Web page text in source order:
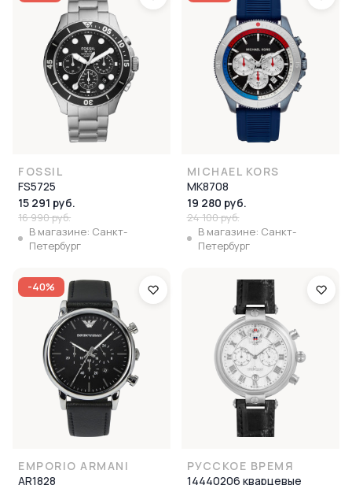
FOSSIL
FS5725
15 291 руб.
16 990 руб.
В магазине: Санкт-
Петербург
MICHAEL KORS
MK8708
19 280 руб.
24 100 руб.
В магазине: Санкт-
Петербург
-40%
EMPORIO ARMANI
AR1828
РУССКОЕ ВРЕМЯ
14440206 кварцевые